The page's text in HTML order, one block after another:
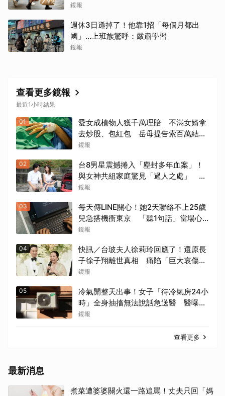
鏡報
週休3日遜掉了！他靠1招「每個月都出
國」...上班族驚呼：嚴肅學習
鏡報
查看更多鏡報
最近1小時結果
01
愛女成植物人獲千萬理賠 不滿女婿拿
去炒股、包紅包 岳母提告索百萬結局
出爐
鏡報
02
台8男星震撼捲入「塵封多年血案」！
與女神共組家庭驚見「過人之處」 抱
軟萌女娃動念再拚一胎
鏡報
03
每天傳LINE關心！她2天聯絡不上25歲
兒急搭機衝東京 「聽1句話」當場心
碎...結局看哭網
鏡報
04
快訊／台玻夫人徐莉玲回應了！還原長
子徐子翔離世真相 痛陷「巨大哀傷」
足不出戶
鏡報
05
冷氣開整天出事！女子「待冷氣房24小
時」全身抽搐無法說話急送醫 醫曝關
鍵原因
鏡報
查看更多
最新消息
煮菜遭婆婆關火還一路追罵！丈夫只回「媽